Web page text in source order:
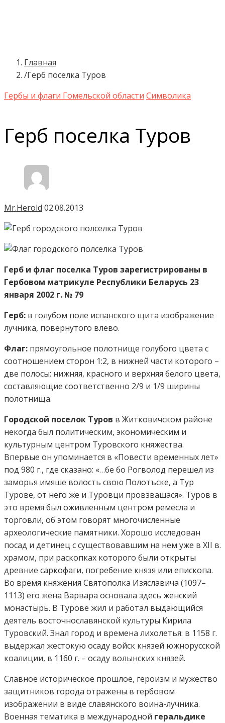
Гродненская область
Минская область
Могилевская область
Сообщество
Контакты
Главная
Герб поселка Туров
Гербы и флаги Гомельской области Символика
Герб поселка Туров
Mr.Herold 02.08.2013
Герб и флаг поселка Туров зарегистрированы в
Гербовом матрикуле Республики Беларусь 23
января 2002 г. № 79
Герб: в голубом поле испанского щита изображение
лучника, повернутого влево.
Флаг: прямоугольное полотнище голубого цвета с
соотношением сторон 1:2, в нижней части которого –
две полосы: нижняя, красного и верхняя белого цвета,
составляющие соответственно 2/9 и 1/9 ширины
полотнища.
Городской поселок Туров в Житковичском районе
некогда был политическим, экономическим и
культурным центром Туровского княжества.
Впервые он упоминается в «Повести временных лет»
под 980 г., где сказано: «…бе бо Рогволод перешел из
заморья имяше волость свою Полотъске, а Тур
Турове, от него же и Туровци провзвашася». Туров в
это время был оживленным центром ремесла и
торговли, об этом говорят многочисленные
археологические памятники. Хорошо исследован
посад и детинец с существовавшим на нем уже в XII в.
храмом, при раскопках которого были открыты
древние саркофаги, погребение князя или епископа.
Во время княжения Святополка Изяславича (1097–
1113) его жена Варвара основала здесь женский
монастырь. В Турове жил и работал выдающийся
деятель восточнославянской культуры Кирила
Туровский. Знал город и времена лихолетья: в 1158 г.
выдержал жестокую осаду войск князей южнорусской
коалиции, в 1160 г. – осаду волынских князей.
Славное историческое прошлое, героизм и мужество
защитников города отражены в гербовом
изображении в виде славянского воина-лучника.
Военная тематика в международной геральдике